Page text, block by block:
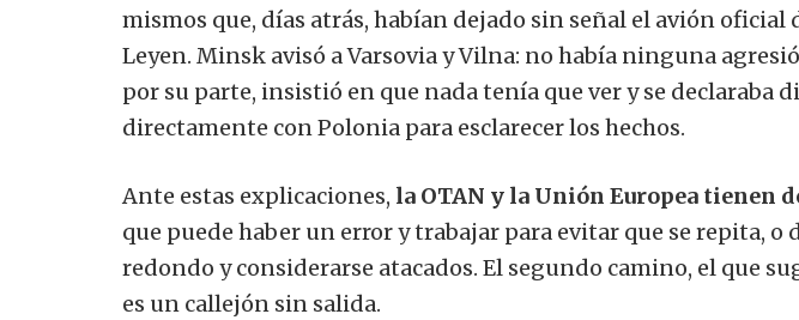
mismos que, días atrás, habían dejado sin señal el avión oficial
Leyen. Minsk avisó a Varsovia y Vilna: no había ninguna
por su parte, insistió en que nada tenía que ver y se declaraba
directamente con Polonia para esclarecer los hechos.
Ante estas explicaciones, la OTAN y la Unión Europea tienen
que puede haber un error y trabajar para evitar que se repita, o
redondo y considerarse atacados. El segundo camino, el que
es un callejón sin salida.